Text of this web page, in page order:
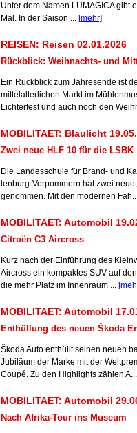
Unter dem Namen LUMAGICA gibt
Mal. In der Saison ... [mehr]
REISEN: Reisen 02.01.2026
Rückblick: Weihnachts- und
Ein Rückblick zum Jahresende ist
mittelalterlichen Markt im
Lichterfest und auch noch den
MOBILITAET: Blaulicht
Zwei neue HLF 10 für die LSBK
Die Landesschule für Brand- und
lenburg-Vorpommern hat zwei
genommen. Mit den modernen
MOBILITAET: Automobil
Citroën C3 Aircross
Kurz nach der Einführung des
Aircross ein kompaktes SUV auf
die mehr Platz im Innenraum ...
MOBILITAET: Automobil
Enthüllung des neuen Škoda
Škoda Auto enthüllt seinen neuen
Jubiläum der Marke mit der
Coupé. Zu den Highlights zählen A...
MOBILITAET: Automobil
Nach Afrika-Tour ins Museum